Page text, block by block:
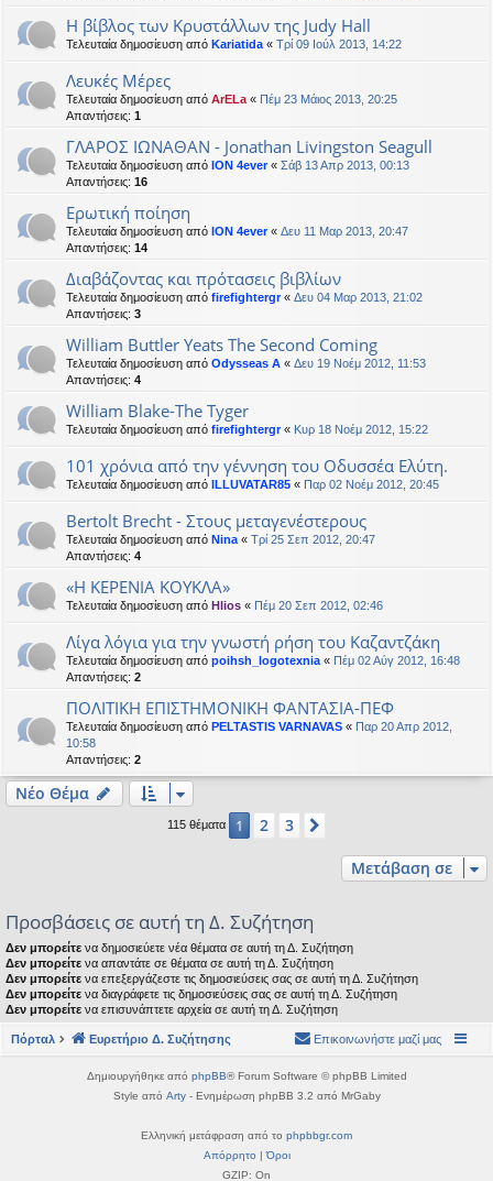
Η βίβλος των Κρυστάλλων της Judy Hall
Τελευταία δημοσίευση από Kariatida « Τρί 09 Ιούλ 2013, 14:22
Λευκές Μέρες
Τελευταία δημοσίευση από ArELa « Πέμ 23 Μάιος 2013, 20:25
Απαντήσεις: 1
ΓΛΑΡΟΣ ΙΩΝΑΘΑΝ - Jonathan Livingston Seagull
Τελευταία δημοσίευση από ION 4ever« Σάβ 13 Απρ 2013, 00:13
Απαντήσεις: 16
Ερωτική ποίηση
Τελευταία δημοσίευση από ION 4ever« Δευ 11 Μαρ 2013, 20:47
Απαντήσεις: 14
Διαβάζοντας και πρότασεις βιβλίων
Τελευταία δημοσίευση από firefightergr« Δευ 04 Μαρ 2013, 21:02
Απαντήσεις: 3
William Buttler Yeats The Second Coming
Τελευταία δημοσίευση από Odysseas A « Δευ 19 Νοέμ 2012, 11:53
Απαντήσεις: 4
William Blake-The Tyger
Τελευταία δημοσίευση από firefightergr« Κυρ 18 Νοέμ 2012, 15:22
101 χρόνια από την γέννηση του Οδυσσέα Ελύτη.
Τελευταία δημοσίευση από ILLUVATAR85 « Παρ 02 Νοέμ 2012, 20:45
Bertolt Brecht - Στους μεταγενέστερους
Τελευταία δημοσίευση από Nina « Τρί 25 Σεπ 2012, 20:47
Απαντήσεις: 4
«Η ΚΕΡΕΝΙΑ ΚΟΥΚΛΑ»
Τελευταία δημοσίευση από Hlios « Πέμ 20 Σεπ 2012, 02:46
Λίγα λόγια για την γνωστή ρήση του Καζαντζάκη
Τελευταία δημοσίευση από poihsh_logotexnia « Πέμ 02 Αύγ 2012, 16:48
Απαντήσεις: 2
ΠΟΛΙΤΙΚΗ ΕΠΙΣΤΗΜΟΝΙΚΗ ΦΑΝΤΑΣΙΑ-ΠΕΦ
Τελευταία δημοσίευση από PELTASTIS VARNAVAS « Παρ 20 Απρ 2012,
10:58
Απαντήσεις: 2
Νέο Θέμα
115 θέματα 1 2 3
Μετάβαση σε
Προσβάσεις σε αυτή τη Δ. Συζήτηση
Δεν μπορείτε να δημοσιεύετε νέα θέματα σε αυτή τη Δ. Συζήτηση
Δεν μπορείτε να απαντάτε σε θέματα σε αυτή τη Δ. Συζήτηση
Δεν μπορείτε να επεξεργάζεστε τις δημοσιεύσεις σας σε αυτή τη Δ. Συζήτηση
Δεν μπορείτε να διαγράφετε τις δημοσιεύσεις σας σε αυτή τη Δ. Συζήτηση
Δεν μπορείτε να επισυνάπτετε αρχεία σε αυτή τη Δ. Συζήτηση
Πόρταλ Ευρετήριο Δ. Συζήτησης Επικοινωνήστε μαζί μας
Δημιουργήθηκε από phpBB® Forum Software © phpBB Limited
Style από Arty- Ενημέρωση phpBB 3.2 από MrGaby
Ελληνική μετάφραση από το phpbbgr.com
Απόρρητο |Όροι
GZIP: On